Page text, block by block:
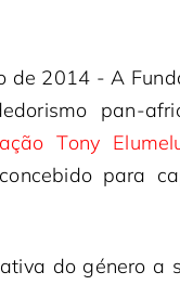
de 2014 - A
pan-
Tony
para
do género a